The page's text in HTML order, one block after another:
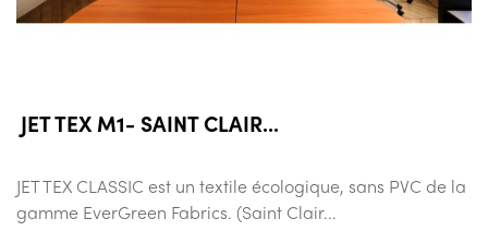
JET TEX M1- SAINT CLAIR...
JET TEX CLASSIC est un textile écologique, sans PVC de la
gamme EverGreen Fabrics. (Saint Clair...